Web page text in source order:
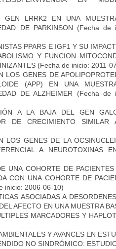
GEN LRRK2 EN UNA
DE PARKINSON (Fecha de
PPARS E IGF1 Y SU
Y FUNCION
(Fecha de inicio: 2011-
LOS GENES DE
(APP) EN UNA
DE ALZHEIMER (Fecha de
A LA BAJA DEL GEN
DE CRECIMIENTO SIMILAR
LOS GENES DE LA
A NEUROTOXINAS
UNA COHORTE DE
CON UNA COHORTE DE
inicio: 2006-06-10)
ASOCIADAS A
AFECTO EN UNA MUESTRA
MARCADORES Y
Y AVANCES EN
NO SINDRÓMICO: